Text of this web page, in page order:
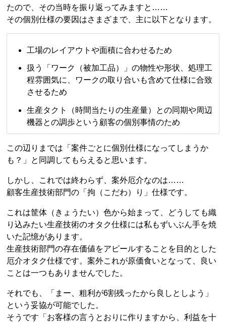
たので、その当時を振り返ってみますと……
その個別仕様の要因はさまざまで、主に以下となります。
工場のレイアウトや面積に合わせるため
扱う「ワーク（被加工品）」の物性や形状、処理工
程雰囲気に、ワークの取り合いも含めて仕様に合致
させるため
生産タクト（時間当たりの生産量）との同期や周辺
機器との調歩という顧客の個別事情のため
この辺りまでは「案件ごとに個別仕様になってしまうか
も？」と同調してもらえると思います。
しかし、これでは終わらず、案外厄介なのは……
顧客生産技術部門の「拘（こだわ）り」仕様です。
これは筐体（きょうたい）色から始まって、どうしても織
り込みたい生産技術のオタク仕様には私もずいぶん手を焼
いた記憶があります。
生産技術部門の存在価値をアピールすることを目的とした
厄介オタク仕様です。案外これが原価食いとなって、良い
ことは一つもありませんでした。
それでも、「まー、粗利が6割残ったから良しとしよう」
という妥協が可能でした。
そうです「お客様の言うとおりに作りますから、利益を十